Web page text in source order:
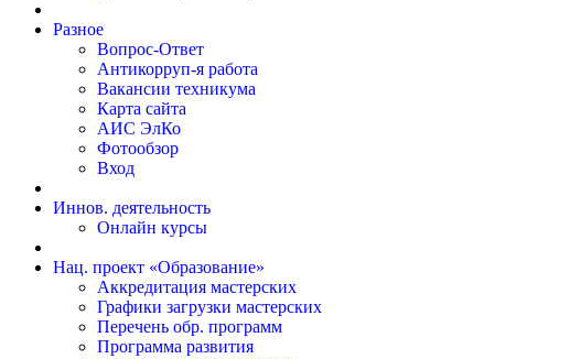
Разное
Вопрос-Ответ
Антикорруп-я работа
Вакансии техникума
Карта сайта
АИС ЭлКо
Фотообзор
Вход
Иннов. деятельность
Онлайн курсы
Нац. проект «Образование»
Аккредитация мастерских
Графики загрузки мастерских
Перечень обр. программ
Программа развития